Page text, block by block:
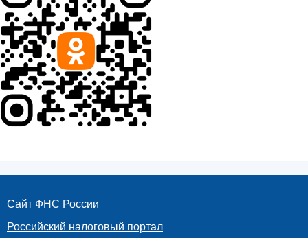
Сайт ФНС России
Российский налоговый портал